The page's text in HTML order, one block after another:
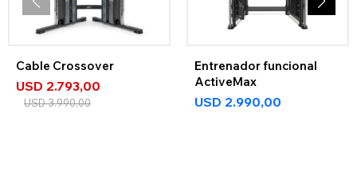
Cable Crossover
USD 2.793,00
USD3.990,00
Entrenador funcional
ActiveMax
USD 2.990,00